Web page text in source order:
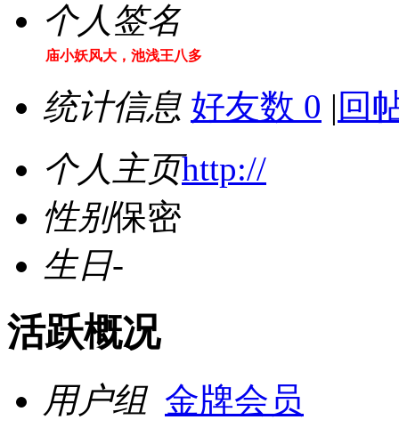
个人签名
庙小妖风大，池浅王八多
统计信息 好友数 0 | 回
个人主页http://
性别保密
生日-
活跃概况
用户组 金牌会员